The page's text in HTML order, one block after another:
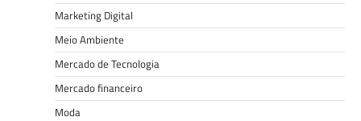
Marketing Digital
Meio Ambiente
Mercado de Tecnologia
Mercado financeiro
Moda